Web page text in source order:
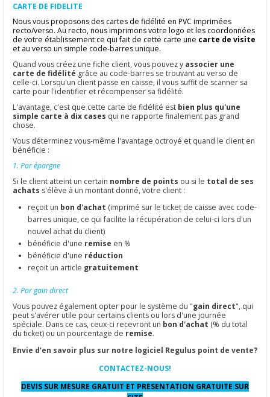
CARTE DE FIDELITE
Nous vous proposons des cartes de fidélité en PVC imprimées
recto/verso. Au recto, nous imprimons votre logo et les coordonnées
de votre établissement ce qui fait de cette carte une carte de visite
et au verso un simple code-barres unique.
Quand vous créez une fiche client, vous pouvez y associer une
carte de fidélité grâce au code-barres se trouvant au verso de
celle-ci. Lorsqu'un client passe en caisse, il vous suffit de scanner sa
carte pour l'identifier et récompenser sa fidélité.
L'avantage, c'est que cette carte de fidélité est bien plus qu'une
simple carte à dix cases qui ne rapporte finalement pas grand
chose.
Vous déterminez vous-même l'avantage octroyé et quand le client en
bénéficie :
1. Par épargne
Si le client atteint un certain nombre de points ou si le total de ses
achats s'élève à un montant donné, votre client :
reçoit un bon d'achat (imprimé sur le ticket de caisse avec code-
barres unique, ce qui facilite la récupération de celui-ci lors d'un
nouvel achat du client)
bénéficie d'une remise en %
bénéficie d'une réduction
reçoit un article gratuitement
2. Par gain direct
Vous pouvez également opter pour le système du "gain direct", qui
peut s'avérer utile pour certains clients ou lors d'une journée
spéciale. Dans ce cas, ceux-ci recevront un bon d'achat (% du total
du ticket) ou un pourcentage de remise.
Envie d’en savoir plus sur notre logiciel Regulus point de vente?
CONTACTEZ-NOUS!
DEVIS SUR MESURE GRATUIT ET PRESENTATION GRATUITE SUR